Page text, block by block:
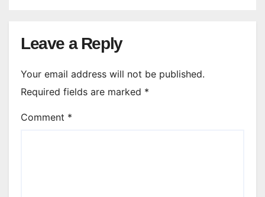
Leave a Reply
Your email address will not be published.
Required fields are marked *
Comment *